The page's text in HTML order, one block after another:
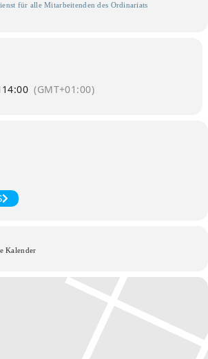
für alle Mitarbeitenden des Ordinariats
14:00 (GMT+01:00)
Kalender